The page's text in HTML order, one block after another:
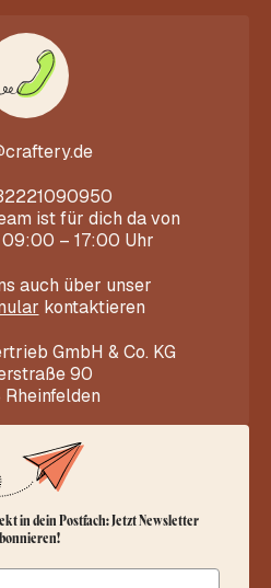
ist für dich da von
– 17:00 Uhr
auch über unser
kontaktieren
GmbH & Co. KG
90
Rheinfelden
in dein Postfach: Jetzt Newsletter